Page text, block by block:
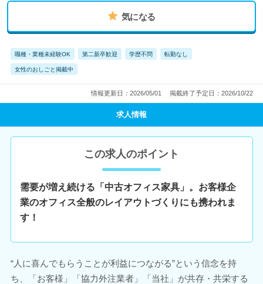
気になる
職種・業種未経験OK 第二新卒歓迎 学歴不問 転勤なし
女性のおしごと掲載中
情報更新日：2026/05/01 掲載終了予定日：2026/10/22
求人情報
この求人のポイント
需要が増え続ける「中古オフィス家具」。お客様企
業のオフィス全般のレイアウトづくりにも携われま
す！
“人に喜んでもらうことが利益につながる”という信念を持
ち、「お客様」「協力外注業者」「当社」が共存・共栄する